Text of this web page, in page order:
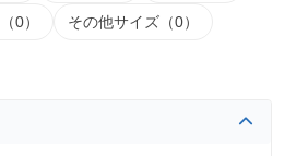
0） その他サイズ（0）